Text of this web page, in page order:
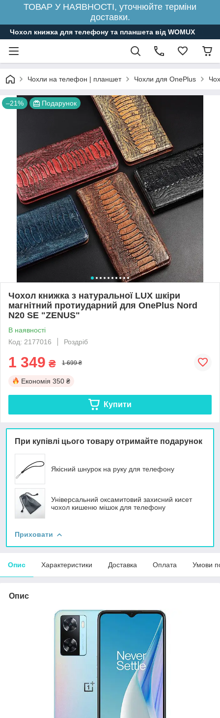
ТОВАР У НАЯВНОСТІ, уточнюйте терміни
доставки.
Чохол книжка для телефону та планшета від WOMUX
Чохли на телефон | планшет Чохли для OnePlus
–21% Подарунок
Чохол книжка з натуральної LUX шкіри
магнітний протиударний для OnePlus Nord
N20 SE "ZENUS"
В наявності
Код: 2177016
Роздріб
1 349 ₴ 1 699 ₴
Економія 350 ₴
Купити
При купівлі цього товару отримайте подарунок
Якісний шнурок на руку для телефону
Універсальний оксамитовий захисний кисет
чохол кишеню мішок для телефону
Приховати
Опис Характеристики Доставка Оплата Умови
Опис